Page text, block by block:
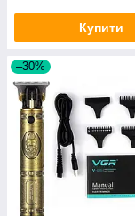
Купити
–30%